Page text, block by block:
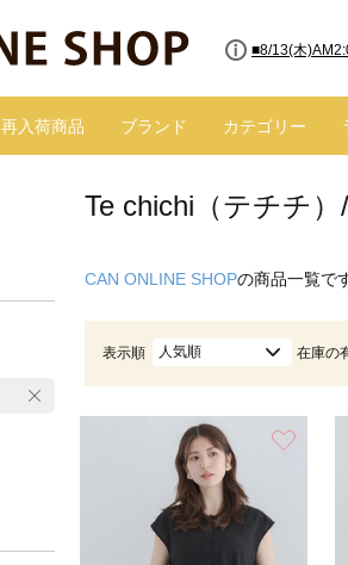
■8/13(木
■【お知らせ
再入荷商品 ブランド カテゴリー
Te chichi（テチチ
CAN ONLINE SHOPの商品一覧で
表示順 人気順 在庫の